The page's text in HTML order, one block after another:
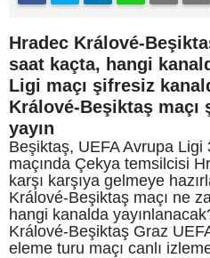
Hradec Králové-
saat kaçta, hangi
Ligi maçı şifresiz
Králové-Beşiktaş maçı
yayın
Beşiktaş, UEFA Avrupa
maçında Çekya temsilcisi
karşı karşıya gelmeye
Králové-Beşiktaş maçı ne
hangi kanalda
Králové-Beşiktaş Graz
eleme turu maçı canlı